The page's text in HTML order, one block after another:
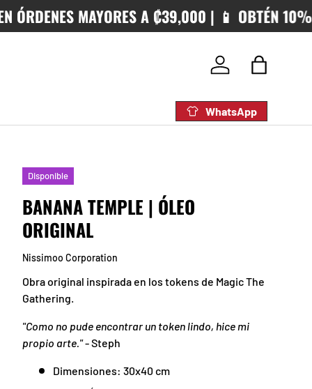
MAYORES A ₡39,000 | 📱 OBTÉN 10%OFF
Iniciar sesión
Bolsa
WhatsApp
Disponible
BANANA TEMPLE | ÓLEO
ORIGINAL
Nissimoo Corporation
Obra original inspirada en los tokens de Magic The
Gathering.
"Como no pude encontrar un token lindo, hice mi
propio arte."- Steph
Dimensiones: 30x40 cm